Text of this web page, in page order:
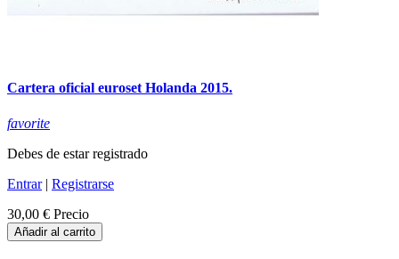
Cartera oficial euroset Holanda 2015.
favorite
Debes de estar registrado
Entrar| Registrarse
30,00 € Precio
Añadir al carrito